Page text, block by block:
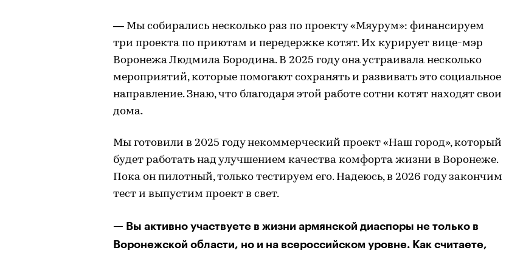
— Мы собирались несколько раз по проекту «Мяурум»: финансируем
три проекта по приютам и передержке котят. Их курирует вице-мэр
Воронежа Людмила Бородина. В 2025 году она устраивала несколько
мероприятий, которые помогают сохранять и развивать это социальное
направление. Знаю, что благодаря этой работе сотни котят находят свои
дома.
Мы готовили в 2025 году некоммерческий проект «Наш город», который
будет работать над улучшением качества комфорта жизни в Воронеже.
Пока он пилотный, только тестируем его. Надеюсь, в 2026 году закончим
тест и выпустим проект в свет.
— Вы активно участвуете в жизни армянской диаспоры не только в
Воронежской области, но и на всероссийском уровне. Как считаете,